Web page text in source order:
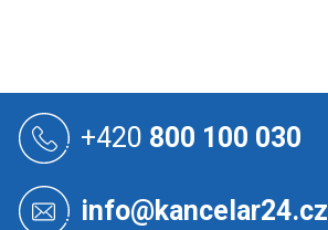
+420 800 100 030
info@kancelar24.cz